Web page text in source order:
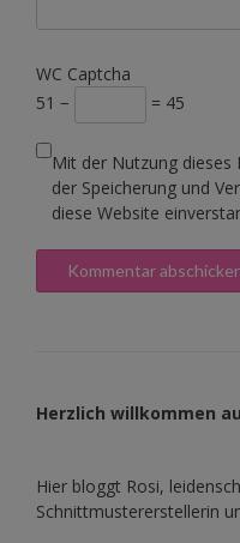
WC Captcha
51 −
= 45
Mit der Nutzung
der Speicherung und
diese Website
Herzlich willkommen
Hier bloggt Rosi,
Schnittmustererstellerin